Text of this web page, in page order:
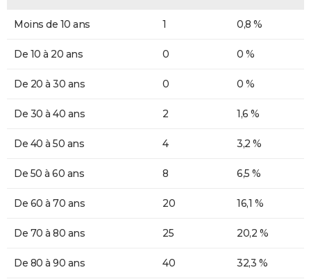
Moins de 10 ans 1 0,8 %
De 10 à 20 ans 0 0 %
De 20 à 30 ans 0 0 %
De 30 à 40 ans 2 1,6 %
De 40 à 50 ans 4 3,2 %
De 50 à 60 ans 8 6,5 %
De 60 à 70 ans 20 16,1 %
De 70 à 80 ans 25 20,2 %
De 80 à 90 ans 40 32,3 %